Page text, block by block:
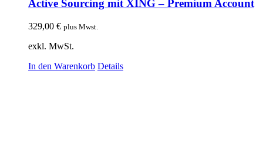
Active Sourcing mit XING – Premium Account
329,00 € plus Mwst.
exkl. MwSt.
In den Warenkorb Details